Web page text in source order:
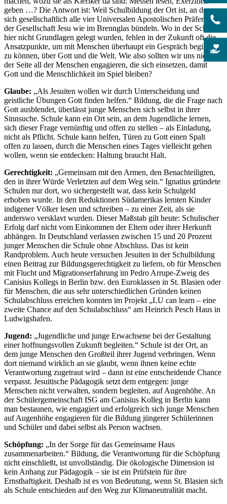
geben …? Die Antwort ist: Weil Schulbildung der Ort ist, an dem
sich gesellschaftlich alle vier Universalen Apostolischen Präferenzen
der Gesellschaft Jesu wie im Brennglas bündeln. Wo in der Schule
hier nicht Grundlagen gelegt wurden, fehlen in der Zukunft oft die
Ansatzpunkte, um mit Menschen überhaupt ein Gespräch beginnen
zu können, über Gott und die Welt. Wie also sollten wir uns nicht an
der Seite all der Menschen engagieren, die sich einsetzen, damit
Gott und die Menschlichkeit im Spiel bleiben?
Glaube: „Als Jesuiten wollen wir durch Unterscheidung und
geistliche Übungen Gott finden helfen.“ Bildung, die die Frage nach
Gott ausblendet, überlässt junge Menschen sich selbst in ihrer
Sinnsuche. Schule kann ein Ort sein, an dem Jugendliche lernen,
sich dieser Frage vernünftig und offen zu stellen – als Einladung,
nicht als Pflicht. Schule kann helfen, Türen zu Gott einen Spalt
offen zu lassen, durch die Menschen eines Tages vielleicht gehen
wollen, wenn sie entdecken: Haltung braucht Halt.
Gerechtigkeit: „Gemeinsam mit den Armen, den Benachteiligten,
den in ihrer Würde Verletzten auf dem Weg sein.“ Ignatius gründete
Schulen nur dort, wo sichergestellt war, dass kein Schulgeld
erhoben wurde. In den Reduktionen Südamerikas lernten Kinder
indigener Völker lesen und schreiben – zu einer Zeit, als sie
anderswo versklavt wurden. Dieser Maßstab gilt heute: Schulischer
Erfolg darf nicht vom Einkommen der Eltern oder ihrer Herkunft
abhängen. In Deutschland verlassen zwischen 15 und 20 Prozent
junger Menschen die Schule ohne Abschluss. Das ist kein
Randproblem. Auch heute versuchen Jesuiten in der Schulbildung
einen Beitrag zur Bildungsgerechtigkeit zu liefern, ob für Menschen
mit Flucht und Migrationserfahrung im Pedro Arrupe-Zweig des
Canisius Kollegs in Berlin bzw. den Euroklassen in St. Blasien oder
für Menschen, die aus sehr unterschiedlichen Gründen keinen
Schulabschluss erreichen konnten im Projekt „LU can learn – eine
zweite Chance auf den Schulabschluss“ am Heinrich Pesch Haus in
Ludwigshafen.
Jugend: „Jugendliche und junge Erwachsene bei der Gestaltung
einer hoffnungsvollen Zukunft begleiten.“ Schule ist der Ort, an
dem junge Menschen den Großteil ihrer Jugend verbringen. Wenn
dort niemand wirklich an sie glaubt, wenn ihnen keine echte
Verantwortung zugetraut wird – dann ist eine entscheidende Chance
verpasst. Jesuitische Pädagogik setzt dem entgegen: junge
Menschen nicht verwalten, sondern begleiten, auf Augenhöhe. An
der Schülergemeinschaft ISG am Canisius Kolleg in Berlin kann
man bestaunen, wie engagiert und erfolgreich sich junge Menschen
auf Augenhöhe engagieren für die Bildung jüngerer Schülerinnen
und Schüler und dabei selbst als Person wachsen.
Schöpfung: „In der Sorge für das Gemeinsame Haus
zusammenarbeiten.“ Bildung, die Verantwortung für die Schöpfung
nicht einschließt, ist unvollständig. Die ökologische Dimension ist
kein Anhang zur Pädagogik – sie ist ein Prüfstein für ihre
Ernsthaftigkeit. Deshalb ist es von Bedeutung, wenn St. Blasien sich
als Schule entschieden auf den Weg zur Klimaneutralität macht.